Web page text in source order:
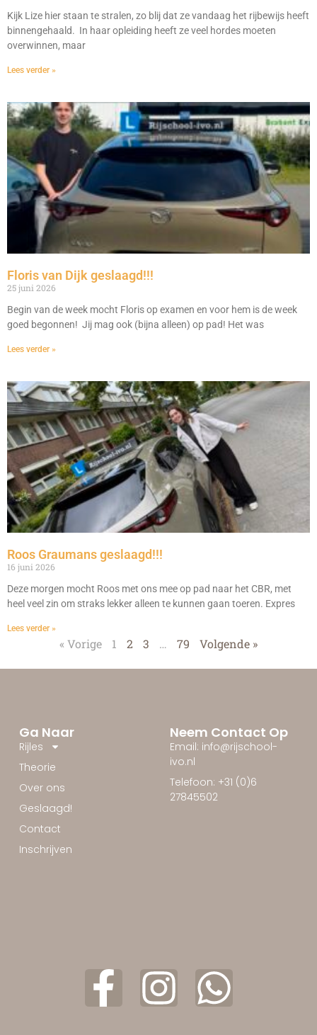
Kijk Lize hier staan te stralen, zo blij dat ze vandaag het rijbewijs heeft
binnengehaald. In haar opleiding heeft ze veel hordes moeten
overwinnen, maar
Lees verder »
Floris van Dijk geslaagd!!!
25 juni 2026
Begin van de week mocht Floris op examen en voor hem is de week
goed begonnen! Jij mag ook (bijna alleen) op pad! Het was
Lees verder »
Roos Graumans geslaagd!!!
16 juni 2026
Deze morgen mocht Roos met ons mee op pad naar het CBR, met
heel veel zin om straks lekker alleen te kunnen gaan toeren. Expres
Lees verder »
« Vorige 1 2 3 … 79 Volgende »
Ga Naar
Rijles
Theorie
Over ons
Geslaagd!
Contact
Inschrijven
Neem Contact Op
Email: info@rijschool-
ivo.nl
Telefoon: +31 (0)6
27845502